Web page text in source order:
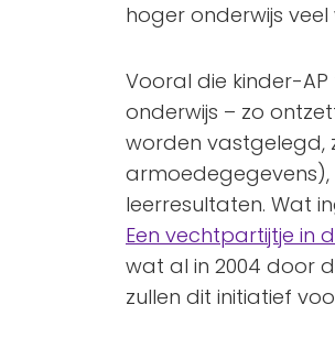
hoger onderwijs
Vooral die kinder-
onderwijs – zo
worden vastgelegd,
leerresultaten. Wat
Een vechtpartijtje in
wat al in 2004 door
zullen dit initiatief